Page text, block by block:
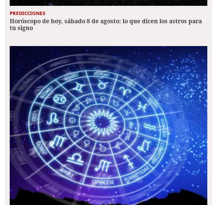
PREDICCIONES
Horóscopo de hoy, sábado 8 de agosto: lo que dicen los astros para
tu signo